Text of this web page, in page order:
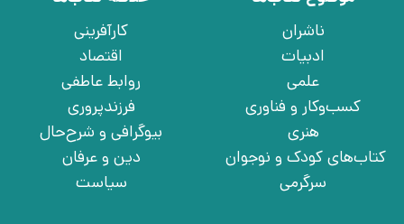
ناشران
ادبیات
علمی
کسب‌وکار و فناوری
هنری
کتاب‌های کودک و نوجوان
سرگرمی
کارآفرینی
اقتصاد
روابط عاطفی
فرزندپروری
بیوگرافی و شرح‌حال
دین و عرفان
سیاست